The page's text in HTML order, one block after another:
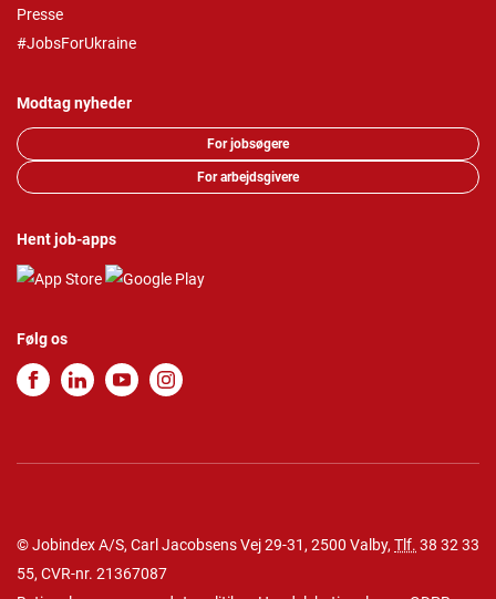
Presse
#JobsForUkraine
Modtag nyheder
For jobsøgere
For arbejdsgivere
Hent job-apps
Følg os
© Jobindex A/S, Carl Jacobsens Vej 29-31, 2500 Valby, Tlf. 38 32 33
55, CVR-nr. 21367087